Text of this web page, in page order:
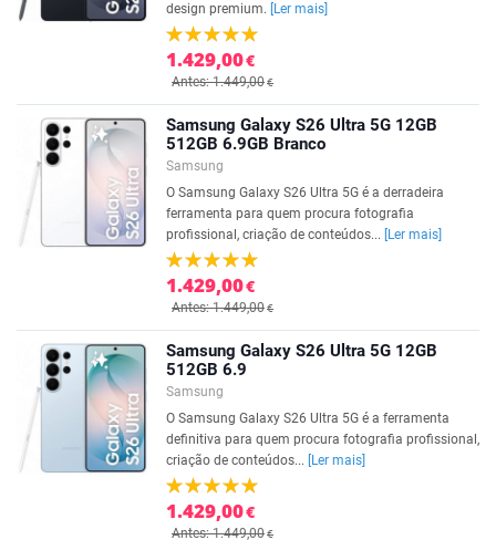
design premium.
[Ler mais]
1.429,00€
Antes: 1.449,00€
Samsung Galaxy S26 Ultra 5G 12GB
512GB 6.9GB Branco
Samsung
O Samsung Galaxy S26 Ultra 5G é a derradeira
ferramenta para quem procura fotografia
profissional, criação de conteúdos...
[Ler mais]
1.429,00€
Antes: 1.449,00€
Samsung Galaxy S26 Ultra 5G 12GB
512GB 6.9
Samsung
O Samsung Galaxy S26 Ultra 5G é a ferramenta
definitiva para quem procura fotografia profissional,
criação de conteúdos...
[Ler mais]
1.429,00€
Antes: 1.449,00€